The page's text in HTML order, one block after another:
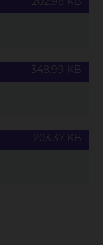
348.99 KB
203.37 KB